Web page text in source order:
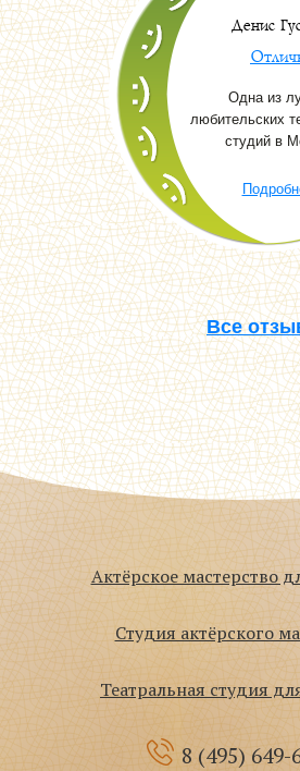
Денис
Одна из
любительских
студий в
Все
Актёрское мастерство
Студия актёрского
Театральная студия
8 (495) 649-